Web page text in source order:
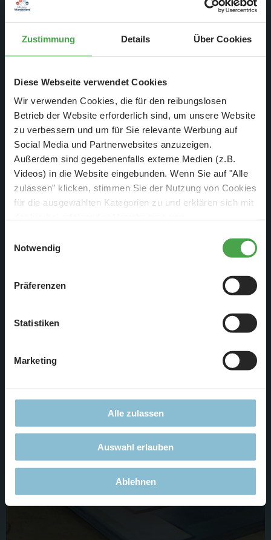
Zustimmung Details Über Cookies
Diese Webseite verwendet Cookies
Wir verwenden Cookies, die für den reibungslosen
Betrieb der Website erforderlich sind, um unsere Website
zu verbessern und um für Sie relevante Werbung auf
Social Media und Partnerwebsites anzuzeigen.
Außerdem sind gegebenenfalls externe Medien (z.B.
Videos) in die Website eingebunden. Wenn Sie auf "Alle
zulassen" klicken, stimmen Sie der Nutzung von Cookies
für die ausgewählten Kategorien zu und erklären sich mit
diese Einstellungen jederzeit über die Schaltfläche
zustimmen, beschränken wir uns auf die technisch
notwendigen Cookies. Weitere Informationen finden Sie in
Notwendig
Präferenzen
Statistiken
Marketing
Alle zulassen
Auswahl erlauben
Ablehnen
Wer hatte schon genug Details? Niemand? Alles klar!
sein Nachbar ist in einem nicht ganz so gutem Zustand...
Diese Kombination von Häusern wird sich problemlos in den